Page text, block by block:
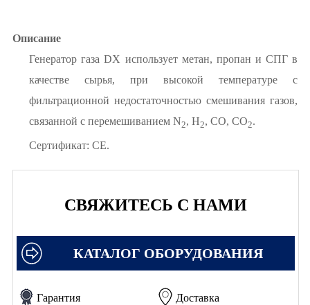
Описание
Генератор газа DX использует метан, пропан и СПГ в
качестве сырья, при высокой температуре с
фильтрационной недостаточностью смешивания газов,
связанной с перемешиванием N2, H2, CO, CO2.
Сертификат: СЕ.
СВЯЖИТЕСЬ С НАМИ
КАТАЛОГ ОБОРУДОВАНИЯ
Гарантия Доставка